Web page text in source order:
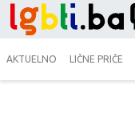
AKTUELNO LIČNE PRIČE